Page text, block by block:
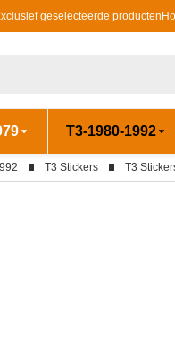
geselecteerde producten
T3-1980-1992
T3 Stickers T3